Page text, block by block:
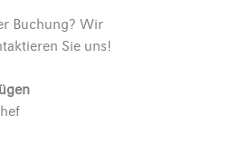
Buchung? Wir
Sie uns!